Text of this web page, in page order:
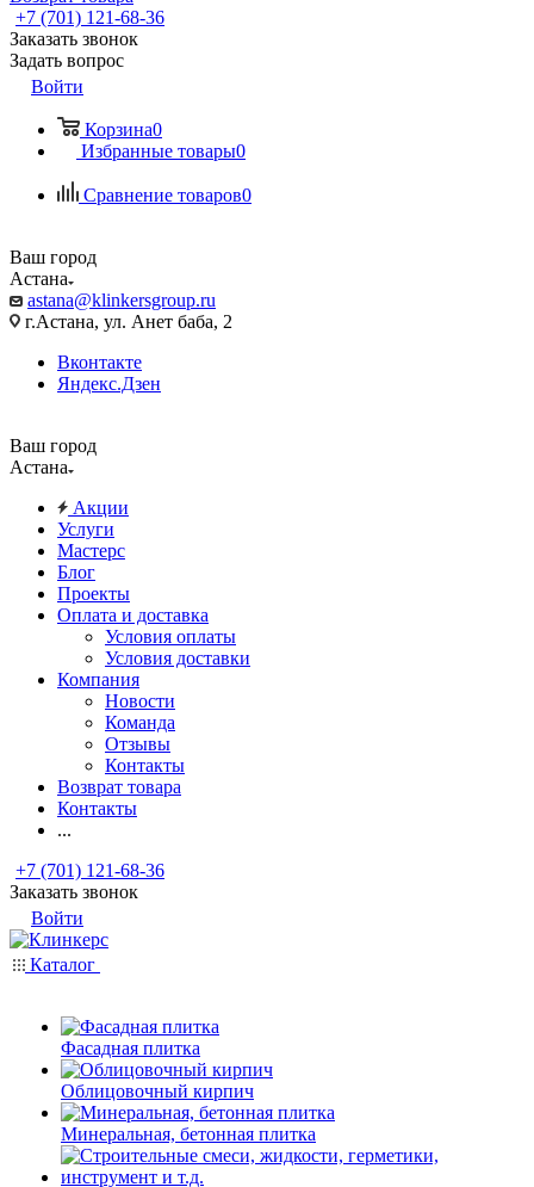
+7 (701) 121-68-36
Заказать звонок
Задать вопрос
Войти
Корзина0
Избранные товары0
Сравнение товаров0
Ваш город
Астана
astana@klinkersgroup.ru
г.Астана, ул. Анет баба, 2
Вконтакте
Яндекс.Дзен
Ваш город
Астана
Акции
Услуги
Мастерс
Блог
Проекты
Оплата и доставка
Условия оплаты
Условия доставки
Компания
Новости
Команда
Отзывы
Контакты
Возврат товара
Контакты
...
+7 (701) 121-68-36
Заказать звонок
Войти
Каталог
Фасадная плитка
Облицовочный кирпич
Минеральная, бетонная плитка